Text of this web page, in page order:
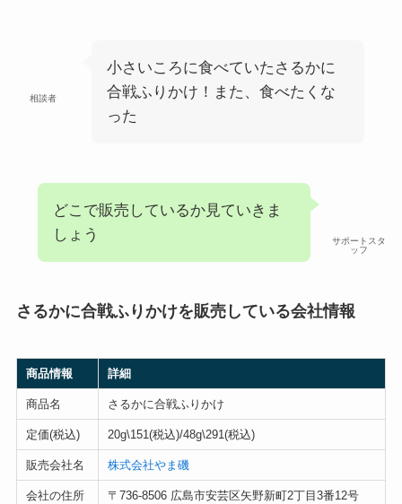
相談者
小さいころに食べていたさるかに
合戦ふりかけ！また、食べたくな
った
サポートスタ
ッフ
どこで販売しているか見ていきま
しょう
さるかに合戦ふりかけを販売している会社情報
商品情報 詳細
商品名 さるかに合戦ふりかけ
定価(税込) 20g\151(税込)/48g\291(税込)
販売会社名 株式会社やま磯
会社の住所 〒736-8506 広島市安芸区矢野新町2丁目3番12号